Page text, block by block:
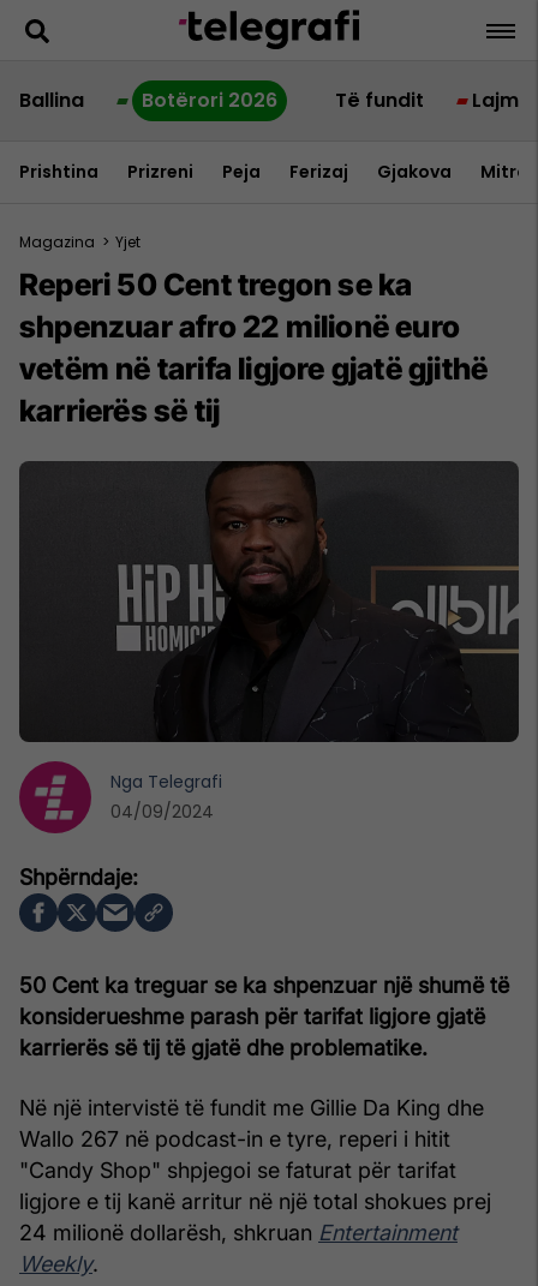
Ballina Botërori 2026 Të fundit Lajme
Prishtina Prizreni Peja Ferizaj Gjakova
Magazina > Yjet
Reperi 50 Cent tregon se ka
shpenzuar afro 22 milionë euro
vetëm në tarifa ligjore gjatë gjithë
karrierës së tij
50 Cent ka treguar se ka shpenzuar një shumë të
konsiderueshme parash për tarifat ligjore gjatë
karrierës së tij të gjatë dhe problematike.
Në një intervistë të fundit me Gillie Da King dhe
Wallo 267 në podcast-in e tyre, reperi i hitit
"Candy Shop" shpjegoi se faturat për tarifat
ligjore e tij kanë arritur në një total shokues prej
24 milionë dollarësh, shkruan Entertainment
Weekly.
Nga Telegrafi
04/09/2024